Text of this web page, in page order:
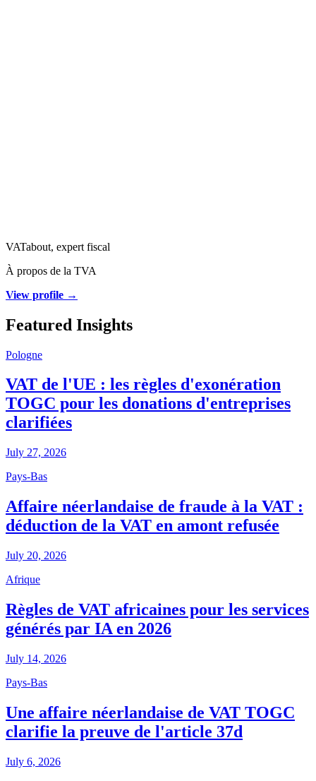
VATabout, expert fiscal
À propos de la TVA
View profile →
Featured Insights
Pologne
VAT de l'UE : les règles d'exonération
TOGC pour les donations d'entreprises
clarifiées
July 27, 2026
Pays-Bas
Affaire néerlandaise de fraude à la VAT :
déduction de la VAT en amont refusée
July 20, 2026
Afrique
Règles de VAT africaines pour les services
générés par IA en 2026
July 14, 2026
Pays-Bas
Une affaire néerlandaise de VAT TOGC
clarifie la preuve de l'article 37d
July 6, 2026